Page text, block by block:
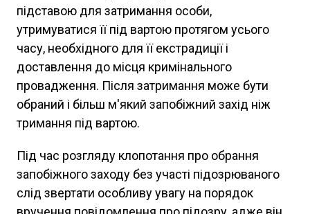
підставою для затримання особи,
утримуватися її під вартою протягом усього
часу, необхідного для її екстрадиції і
доставлення до місця кримінального
провадження. Після затримання може бути
обраний і більш м'який запобіжний захід ніж
тримання під вартою.
Під час розгляду клопотання про обрання
запобіжного заходу без участі підозрюваного
слід звертати особливу увагу на порядок